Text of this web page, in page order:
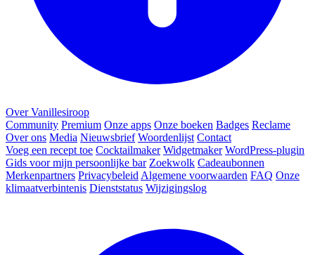
Over Vanillesiroop
Community Premium Onze apps Onze boeken Badges Reclame
Over ons Media Nieuwsbrief Woordenlijst Contact
Voeg een recept toe Cocktailmaker Widgetmaker WordPress-plugin
Gids voor mijn persoonlijke bar Zoekwolk Cadeaubonnen
Merkenpartners Privacybeleid Algemene voorwaarden FAQ Onze
klimaatverbintenis Dienststatus Wijzigingslog